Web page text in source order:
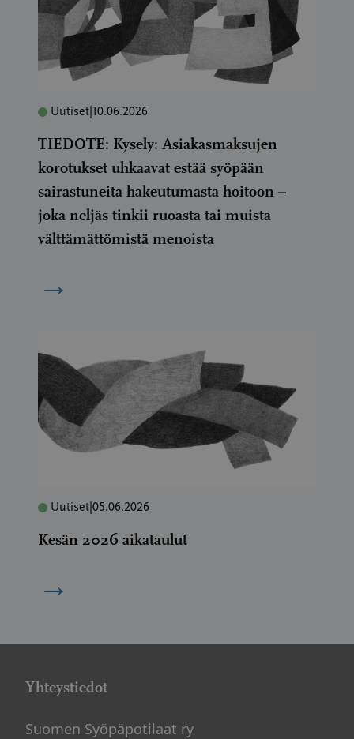
Uutiset 10.06.2026
TIEDOTE: Kysely: Asiakasmaksujen
korotukset uhkaavat estää syöpään
sairastuneita hakeutumasta hoitoon –
joka neljäs tinkii ruoasta tai muista
välttämättömistä menoista
→
Uutiset 05.06.2026
Kesän 2026 aikataulut
→
Yhteystiedot
Suomen Syöpäpotilaat ry